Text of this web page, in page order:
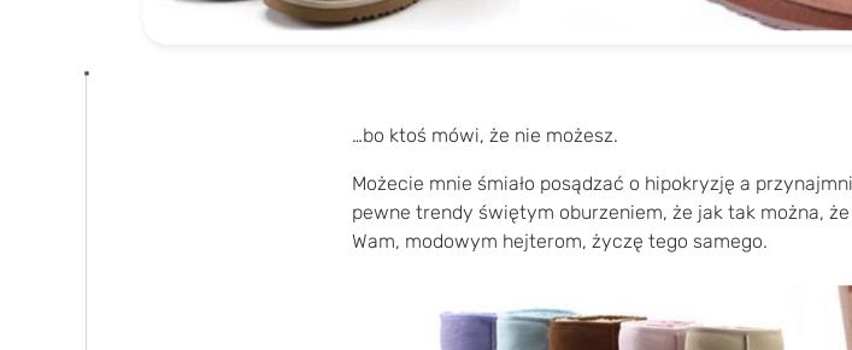
…bo ktoś mówi, że nie możesz.
Możecie mnie śmiało posądzać o hipokryzję a
pewne trendy świętym oburzeniem, że jak tak można,
Wam, modowym hejterom, życzę tego samego.